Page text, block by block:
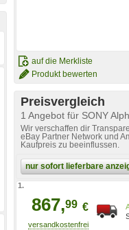
auf die Merkliste
Produkt bewerten
Preisvergleich
1 Angebot für SONY
Wir verschaffen dir
eBay Partner Network und
Kaufpreis zu beeinflussen.
nur sofort lieferbare
1.
867,99 €